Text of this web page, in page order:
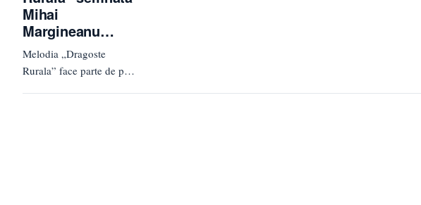
Mihai
Margineanu…
Melodia „Dragoste
Rurala” face parte de pe